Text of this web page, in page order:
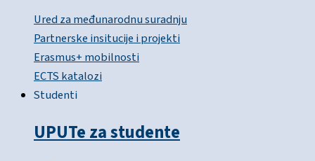
Ured za međunarodnu suradnju
Partnerske insitucije i projekti
Erasmus+ mobilnosti
ECTS katalozi
Studenti
UPUTe za studente